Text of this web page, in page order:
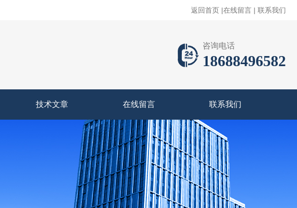
返回首页 |在线留言 | 联系我们
咨询电话
18688496582
技术文章 在线留言 联系我们